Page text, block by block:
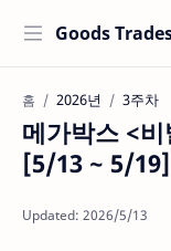
홈 2026년 3주차
메가박스 <
[5/13 ~ 5/19]